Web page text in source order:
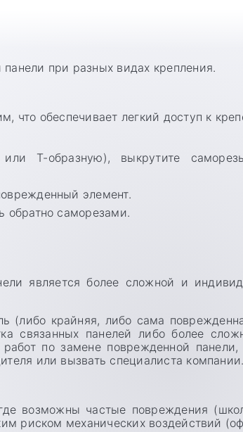
при разных видах крепления.
что обеспечивает легкий доступ к
Т-образную), выкрутите
элемент.
обратно саморезами.
является более сложной и
(либо крайняя, либо сама
связанных панелей либо более
по замене поврежденной
или вызвать специалиста компании.
возможны частые повреждения
риском механических воздействий